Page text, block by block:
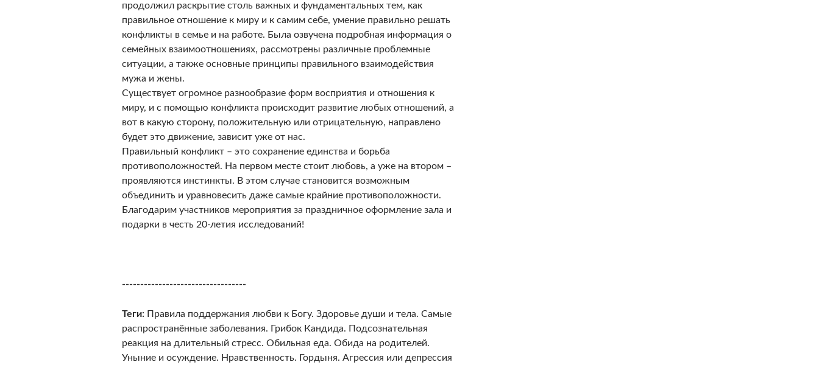
продолжил раскрытие столь важных и фундаментальных тем, как
правильное отношение к миру и к самим себе, умение правильно решать
конфликты в семье и на работе. Была озвучена подробная информация о
семейных взаимоотношениях, рассмотрены различные проблемные
ситуации, а также основные принципы правильного взаимодействия
мужа и жены.
Существует огромное разнообразие форм восприятия и отношения к
миру, и с помощью конфликта происходит развитие любых отношений, а
вот в какую сторону, положительную или отрицательную, направлено
будет это движение, зависит уже от нас.
Правильный конфликт – это сохранение единства и борьба
противоположностей. На первом месте стоит любовь, а уже на втором –
проявляются инстинкты. В этом случае становится возможным
объединить и уравновесить даже самые крайние противоположности.
Благодарим участников мероприятия за праздничное оформление зала и
подарки в честь 20-летия исследований!
----------------------------------
Теги: Правила поддержания любви к Богу. Здоровье души и тела. Самые
распространённые заболевания. Грибок Кандида. Подсознательная
реакция на длительный стресс. Обильная еда. Обида на родителей.
Уныние и осуждение. Нравственность. Гордыня. Агрессия или депрессия